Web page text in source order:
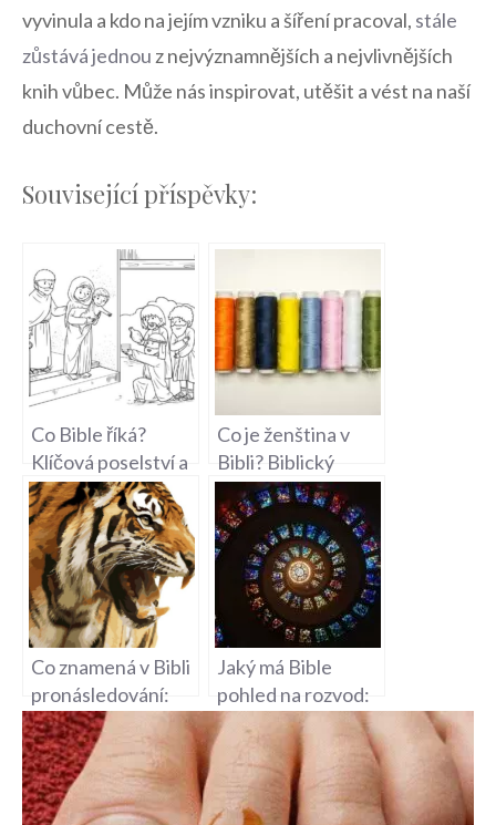
vyvinula a kdo na ‍jejím vzniku a ⁣šíření pracoval, stále
zůstává jednou ⁢ z nejvýznamnějších a nejvlivnějších ​
knih vůbec. Může nás inspirovat, utěšit a vést na ⁢naší
duchovní cestě.
Související příspěvky:
Co Bible říká?
Klíčová poselství a
životní zásady
Co je ženština v
Bibli? Biblický
pohled na ženskou
roli
Co znamená v Bibli
pronásledování:
Boj za víru v
biblickém světle
Jaký má Bible
pohled na rozvod:
Etické a morální
aspekty rozchodu